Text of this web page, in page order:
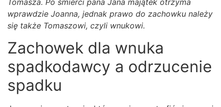
Tomasza. Po śmierci pana Jana majątek otrzyma
wprawdzie Joanna, jednak prawo do zachowku należy
się także Tomaszowi, czyli wnukowi.
Zachowek dla wnuka
spadkodawcy a odrzucenie
spadku